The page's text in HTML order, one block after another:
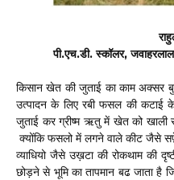
पी.एच.डी. स्कॉलर,
किसान खेत की जुताई का काम
उत्पादन के लिए रबी फसल की कटाई
जुताई कर ग्रीष्म ऋतु में खेत को खाली
क्योंकि फसलो में लगने वाले कीट जैसे
व्याधियो जैसे उख़टा की रोकथाम की
छोड़ने से भूमि का तापमान बढ जाता है